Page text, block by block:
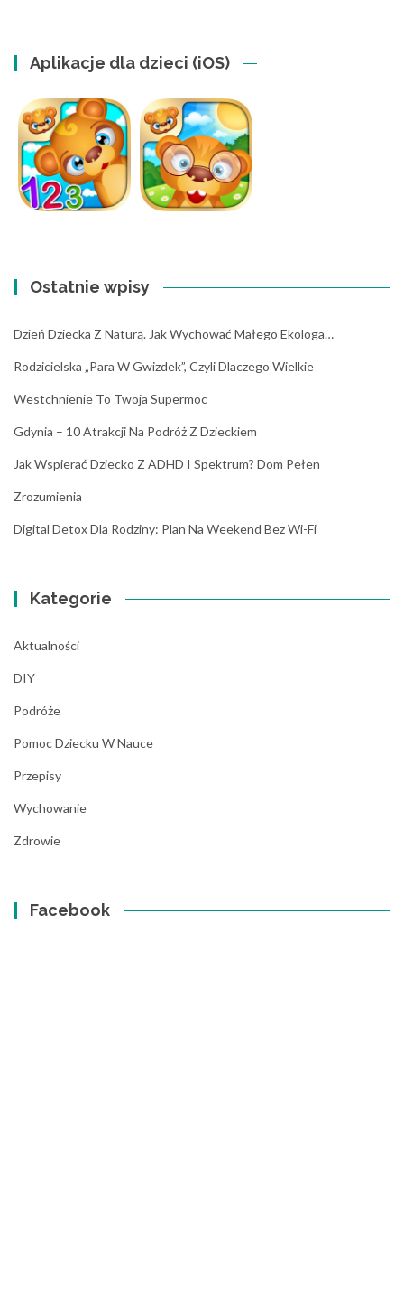
Aplikacje dla dzieci (iOS)
Ostatnie wpisy
Dzień Dziecka Z Naturą. Jak Wychować Małego Ekologa…
Rodzicielska „para W Gwizdek”, Czyli Dlaczego Wielkie
Westchnienie To Twoja Supermoc
Gdynia – 10 Atrakcji Na Podróż Z Dzieckiem
Jak Wspierać Dziecko Z ADHD I Spektrum? Dom Pełen
Zrozumienia
Digital Detox Dla Rodziny: Plan Na Weekend Bez Wi-Fi
Kategorie
Aktualności
DIY
Podróże
Pomoc Dziecku W Nauce
Przepisy
Wychowanie
Zdrowie
Facebook